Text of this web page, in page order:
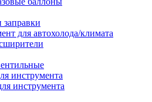
для автохолода/климата
инструмента
инструмента